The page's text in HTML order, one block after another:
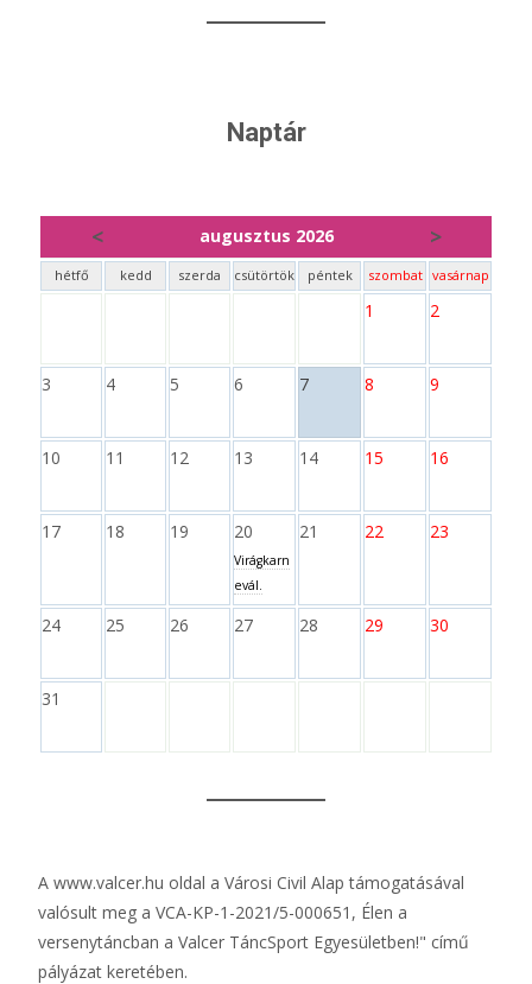
Naptár
< augusztus 2026 >
hétfő kedd szerda csütörtök péntek szombat vasárnap
1 2
3 4 5 6 7 8 9
10 11 12 13 14 15 16
17 18 19 20
Virágkarn
evál.
21 22 23
24 25 26 27 28 29 30
31
A www.valcer.hu oldal a Városi Civil Alap támogatásával
valósult meg a VCA-KP-1-2021/5-000651, Élen a
versenytáncban a Valcer TáncSport Egyesületben!" című
pályázat keretében.